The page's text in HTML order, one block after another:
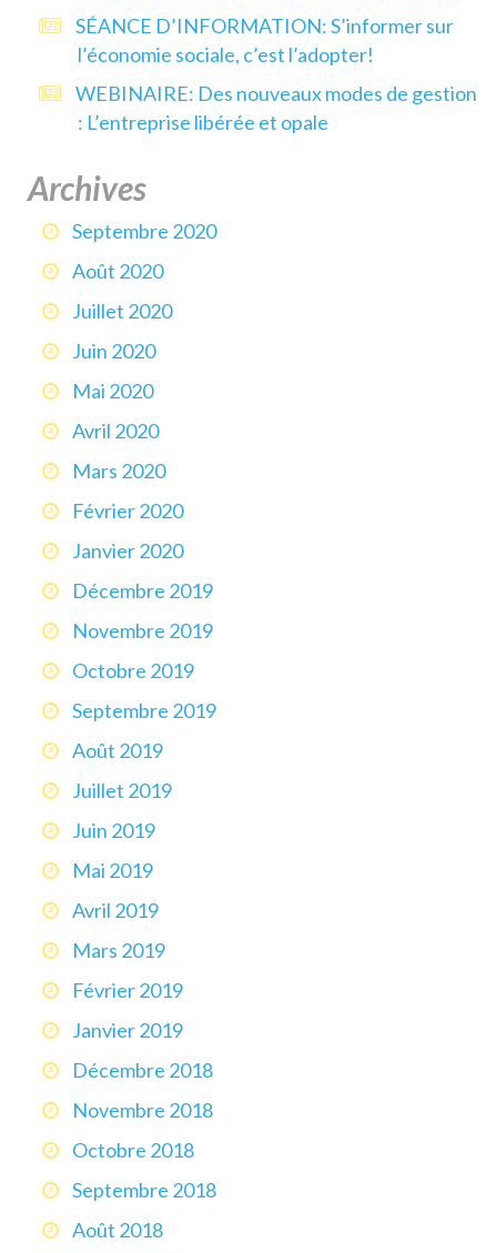
SÉANCE D’INFORMATION: S’informer sur
l’économie sociale, c’est l’adopter!
WEBINAIRE: Des nouveaux modes de gestion
: L’entreprise libérée et opale
Archives
Septembre 2020
Août 2020
Juillet 2020
Juin 2020
Mai 2020
Avril 2020
Mars 2020
Février 2020
Janvier 2020
Décembre 2019
Novembre 2019
Octobre 2019
Septembre 2019
Août 2019
Juillet 2019
Juin 2019
Mai 2019
Avril 2019
Mars 2019
Février 2019
Janvier 2019
Décembre 2018
Novembre 2018
Octobre 2018
Septembre 2018
Août 2018